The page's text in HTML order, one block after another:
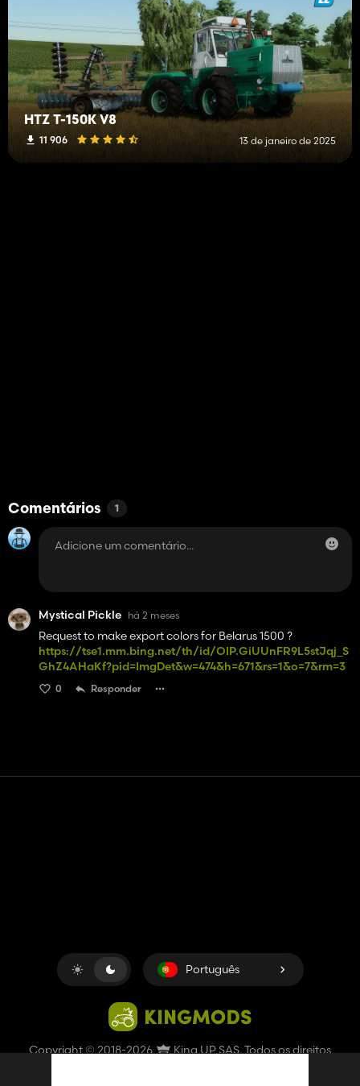
HTZ T-150K V8
11 906 13 de janeiro de 2025
Comentários 1
Mystical Pickle há 2 meses
Request to make export colors for Belarus 1500 ?
https://tse1.mm.bing.net/th/id/OIP.GiUUnFR9L5stJqj_S
GhZ4AHaKf?pid=ImgDet&w=474&h=671&rs=1&o=7&rm=3
0 Responder
Copyright © 2018-2026 King UP SAS. Todos os direitos
Português